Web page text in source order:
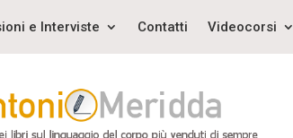
e Interviste Contatti Videocorsi